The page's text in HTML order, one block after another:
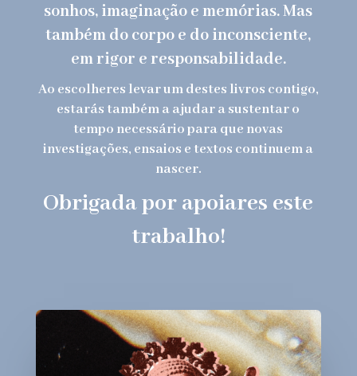
sonhos, imaginação e memórias. Mas
também do corpo e do inconsciente,
em rigor e responsabilidade.
Ao escolheres levar um destes livros contigo,
estarás também a ajudar a sustentar o
tempo necessário para que novas
investigações, ensaios e textos continuem a
nascer.
Obrigada por apoiares este
trabalho!